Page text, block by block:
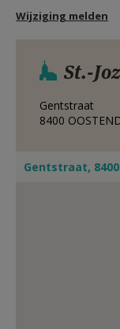
SHOP
MIJN
Wijziging melden
St.-
Gentstraat
8400
Gentstraat, 8400